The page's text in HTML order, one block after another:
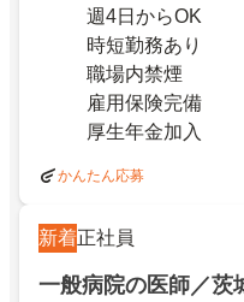
週4日からOK
時短勤務あり
職場内禁煙
雇用保険完備
厚生年金加入
かんたん応募
新着正社員
一般病院の医師／茨